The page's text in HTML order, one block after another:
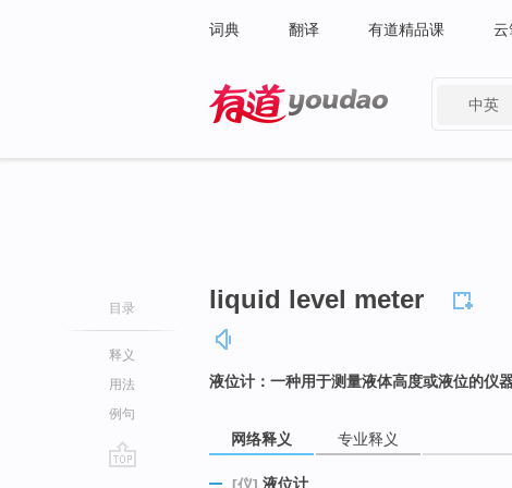
词典 翻译 有道精品课 云
中英
目录
释义
用法
例句
liquid level meter
液位计：一种用于测量液体高度或液位的仪
网络释义 专业释义
[仪] 液位计